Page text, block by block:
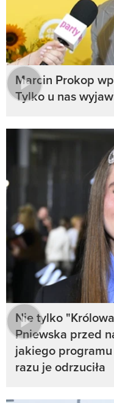
Marcin Prokop
Tylko u nas
Nie tylko
Pniewska przed
jakiego
razu je odrzuciła